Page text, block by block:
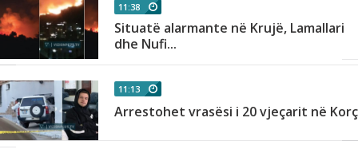
11:38
Situatë alarmante në Krujë, Lamallari
dhe Nufi...
11:13
Arrestohet vrasësi i 20 vjeçarit në